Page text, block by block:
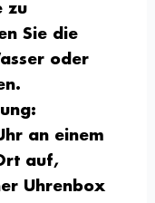
zu
Sie die
oder
:
an einem
auf,
Uhrenbox